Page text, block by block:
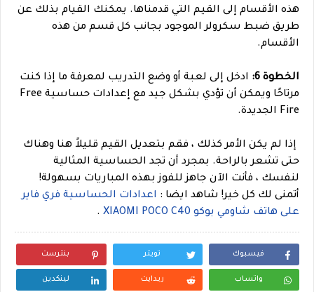
هذه الأقسام إلى القيم التي قدمناها. يمكنك القيام بذلك عن
طريق ضبط سكرولر الموجود بجانب كل قسم من هذه
الأقسام.
الخطوة 6:
ادخل إلى لعبة أو وضع التدريب لمعرفة ما إذا كنت
مرتاحًا ويمكن أن تؤدي بشكل جيد مع إعدادات حساسية Free
Fire الجديدة.
إذا لم يكن الأمر كذلك ، فقم بتعديل القيم قليلاً هنا وهناك
حتى تشعر بالراحة. بمجرد أن تجد الحساسية المثالية
لنفسك ، فأنت الآن جاهز للفوز بهذه المباريات بسهولة!
أتمنى لك كل خير! شاهد ايضا : اعدادات الحساسية فري فاير
على هاتف شاومي بوكو XIAOMI POCO C40
.
فيسبوك تويتر بنترست
واتساب ريدايت لينكدين